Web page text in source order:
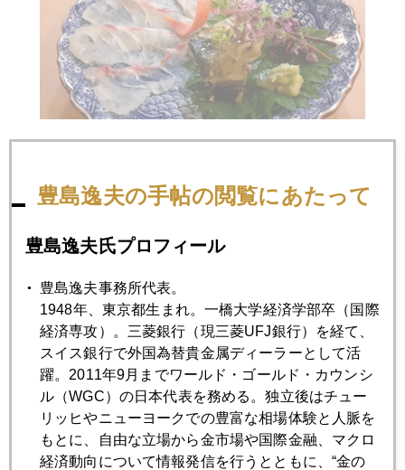
2016年
豊島逸夫の手帖の閲覧にあたって
豊島逸夫氏プロフィール
豊島逸夫事務所代表。
1948年、東京都生まれ。一橋大学経済学部卒（国際
経済専攻）。三菱銀行（現三菱UFJ銀行）を経て、
スイス銀行で外国為替貴金属ディーラーとして活
躍。2011年9月までワールド・ゴールド・カウンシ
ル（WGC）の日本代表を務める。独立後はチュー
リッヒやニューヨークでの豊富な相場体験と人脈を
もとに、自由な立場から金市場や国際金融、マクロ
経済動向について情報発信を行うとともに、“金の